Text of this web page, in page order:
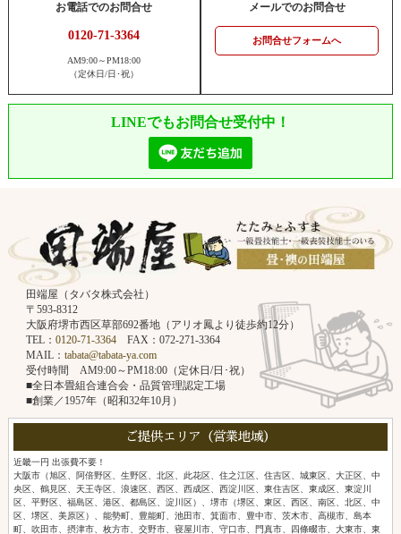
お電話でのお問合せ
0120-71-3364
AM9:00～PM18:00
（定休日/日･祝）
メールでのお問合せ
お問合せフォームへ
LINEでもお問合せ受付中！
田端屋（タバタ株式会社）
〒593-8312
大阪府堺市西区草部692番地（アリオ鳳より徒歩約12分）
TEL： 0120-71-3364FAX：072-271-3364
MAIL： tabata@tabata-ya.com
受付時間 AM9:00～PM18:00（定休日/日･祝）
■全日本畳組合連合会・品質管理認定工場
■創業／1957年（昭和32年10月）
ご提供エリア（営業地域）
近畿一円 出張費不要！
大阪市（旭区、阿倍野区、生野区、北区、此花区、住之江区、住吉区、城東区、大正区、中
央区、鶴見区、天王寺区、浪速区、西区、西成区、西淀川区、東住吉区、東成区、東淀川
区、平野区、福島区、港区、都島区、淀川区）、堺市（堺区、東区、西区、南区、北区、中
区、堺区、美原区）、能勢町、豊能町、池田市、箕面市、豊中市、茨木市、高槻市、島本
町、吹田市、摂津市、枚方市、交野市、寝屋川市、守口市、門真市、四條畷市、大東市、東